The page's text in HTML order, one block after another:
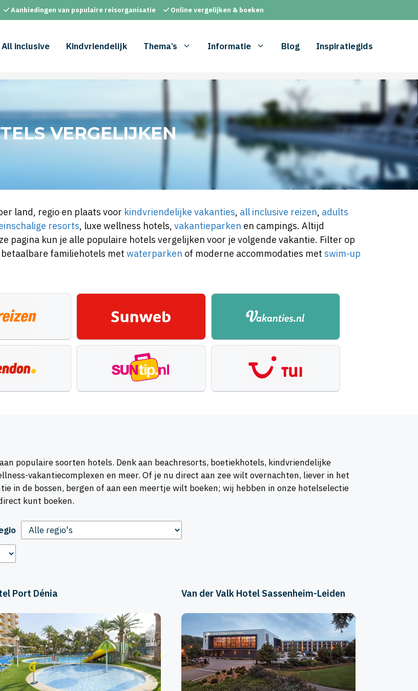
Aanbiedingen van populaire reisorganisatie Online vergelijken & boeken
All inclusive Kindvriendelijk Thema’s Informatie Blog Inspiratiegids
VERGELIJKEN
land, regio en plaats voor kindvriendelijke vakanties, all inclusive reizen, adults
resorts, luxe wellness hotels, vakantieparken en campings. Altijd
pagina kun je alle populaire hotels vergelijken voor je volgende vakantie. Filter op
familiehotels met waterparken of moderne accommodaties met swim-up
populaire soorten hotels. Denk aan beachresorts, boetiekhotels, kindvriendelijke
vakantiecomplexen en meer. Of je nu direct aan zee wilt overnachten, liever in het
in de bossen, bergen of aan een meertje wilt boeken; wij hebben in onze hotelselectie
kunt boeken.
Port Dénia Van der Valk Hotel Sassenheim-Leiden